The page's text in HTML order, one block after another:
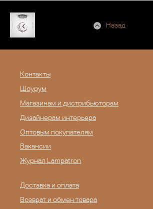
Назад
Контакты
Шоурум
Магазинам и дистрибьюторам
Дизайнерам интерьера
Оптовым покупателям
Вакансии
Журнал Lampatron
Доставка и оплата
Возврат и обмен товара